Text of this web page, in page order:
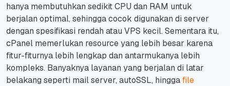
hanya membutuhkan sedikit CPU dan RAM untuk
berjalan optimal, sehingga cocok digunakan di server
dengan spesifikasi rendah atau VPS kecil. Sementara itu,
cPanel memerlukan resource yang lebih besar karena
fitur-fiturnya lebih lengkap dan antarmukanya lebih
kompleks. Banyaknya layanan yang berjalan di latar
belakang seperti mail server, autoSSL, hinggafile